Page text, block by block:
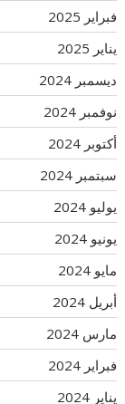
فبراير 2025
يناير 2025
ديسمبر 2024
نوفمبر 2024
أكتوبر 2024
سبتمبر 2024
يوليو 2024
يونيو 2024
مايو 2024
أبريل 2024
مارس 2024
فبراير 2024
يناير 2024